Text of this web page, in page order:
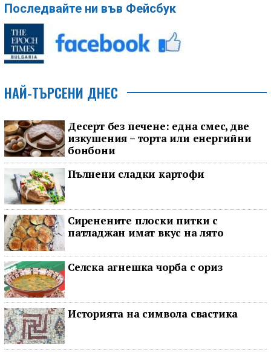
Последвайте ни във Фейсбук
НАЙ-ТЪРСЕНИ ДНЕС
Десерт без печене: една смес, две
изкушения – торта или енергийни
бонбони
Пълнени сладки картофи
Сиренените плоски питки с
патладжан имат вкус на лято
Селска агнешка чорба с ориз
Историята на символа свастика